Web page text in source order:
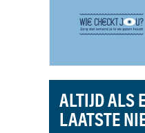
ALTIJD ALS
LAATSTE